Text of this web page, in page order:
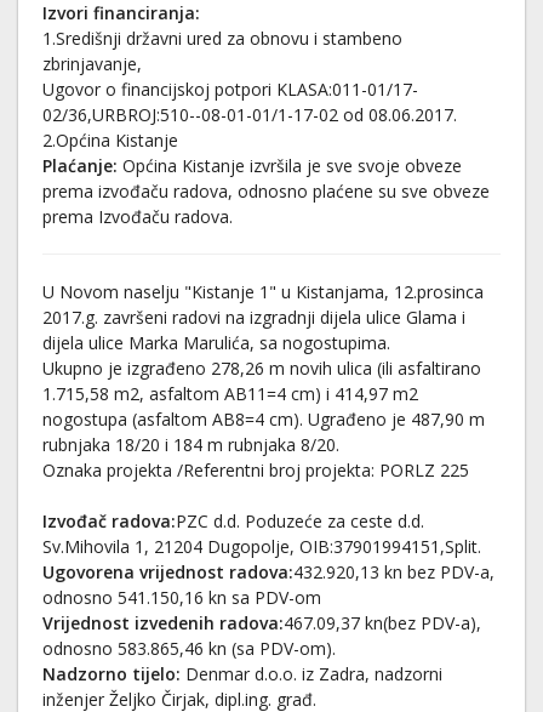
Izvori financiranja:
1.Središnji državni ured za obnovu i stambeno
zbrinjavanje,
Ugovor o financijskoj potpori KLASA:011-01/17-
02/36,URBROJ:510--08-01-01/1-17-02 od 08.06.2017.
2.Općina Kistanje
Plaćanje: Općina Kistanje izvršila je sve svoje obveze
prema izvođaču radova, odnosno plaćene su sve obveze
prema Izvođaču radova.
U Novom naselju "Kistanje 1" u Kistanjama, 12.prosinca
2017.g. završeni radovi na izgradnji dijela ulice Glama i
dijela ulice Marka Marulića, sa nogostupima.
Ukupno je izgrađeno 278,26 m novih ulica (ili asfaltirano
1.715,58 m2, asfaltom AB11=4 cm) i 414,97 m2
nogostupa (asfaltom AB8=4 cm). Ugrađeno je 487,90 m
rubnjaka 18/20 i 184 m rubnjaka 8/20.
Oznaka projekta /Referentni broj projekta: PORLZ 225
Izvođač radova:PZC d.d. Poduzeće za ceste d.d.
Sv.Mihovila 1, 21204 Dugopolje, OIB:37901994151,Split.
Ugovorena vrijednost radova:432.920,13 kn bez PDV-a,
odnosno 541.150,16 kn sa PDV-om
Vrijednost izvedenih radova:467.09,37 kn(bez PDV-a),
odnosno 583.865,46 kn (sa PDV-om).
Nadzorno tijelo: Denmar d.o.o. iz Zadra, nadzorni
inženjer Željko Čirjak, dipl.ing. građ.